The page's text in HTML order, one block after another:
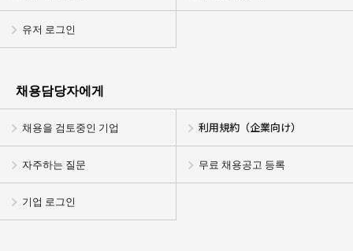
유저 로그인
채용담당자에게
채용을 검토중인 기업 利用規約（企業向け）
자주하는 질문 무료 채용공고 등록
기업 로그인